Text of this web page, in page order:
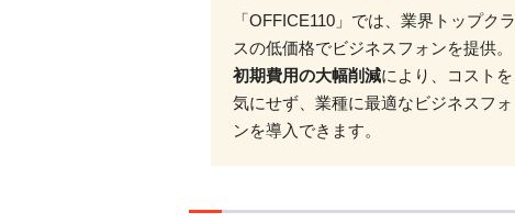
「OFFICE110」では、業界トップクラ
スの低価格でビジネスフォンを提供。
初期費用の大幅削減により、コストを
気にせず、業種に最適なビジネスフォ
ンを導入できます。